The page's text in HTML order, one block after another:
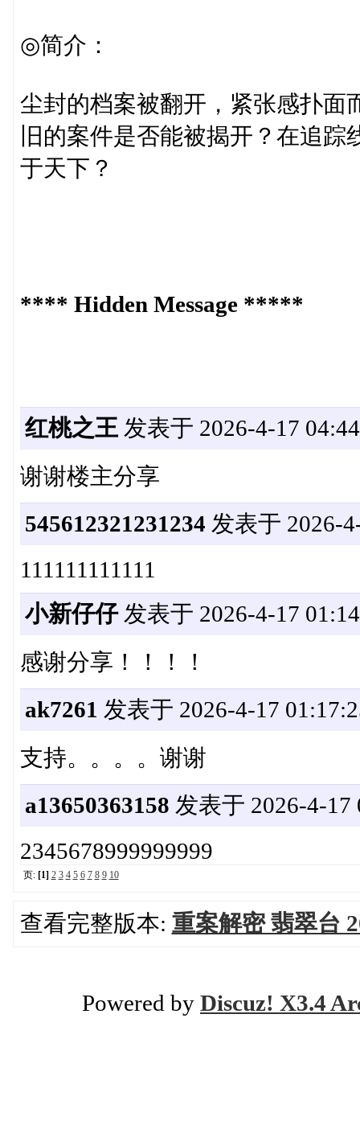
◎简介：
尘封的档案被翻开，紧张感扑面
旧的案件是否能被揭开？在追
于天下？
**** Hidden Message *****
红桃之王发表于 2026-4-17
谢谢楼主分享
545612321231234 发表于 2026-
111111111111
小新仔仔发表于 2026-4-17
感谢分享！！！！
ak7261 发表于 2026-4-17
支持。。。。谢谢
a13650363158 发表于 2026-4-17
2345678999999999
页: [1] 2 3 4 5 6 7 8 9 10
查看完整版本: 重案解密 翡翠台
Powered by Discuz! X3.4